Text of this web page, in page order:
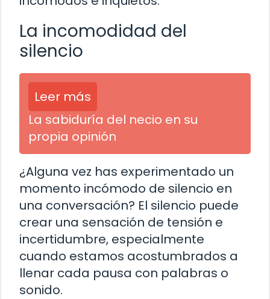
La incomodidad del
silencio
Leer más
La sabiduría del necio en su
propia opinión
¿Alguna vez has experimentado un
momento incómodo de silencio en
una conversación? El silencio puede
crear una sensación de tensión e
incertidumbre, especialmente
cuando estamos acostumbrados a
llenar cada pausa con palabras o
sonido.